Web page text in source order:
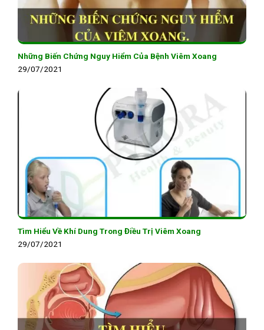
Những Biến Chứng Nguy Hiểm Của Bệnh Viêm Xoang
29/07/2021
Tìm Hiểu Về Khí Dung Trong Điều Trị Viêm Xoang
29/07/2021